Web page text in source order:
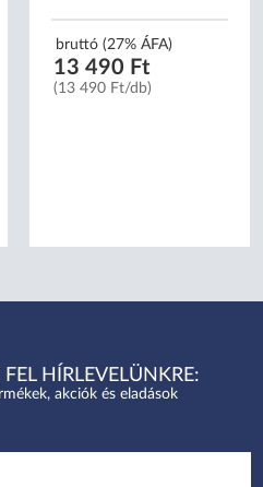
bruttó (27% ÁFA)
13 490 Ft
(13 490 Ft/db)
FEL HÍRLEVELÜNKRE:
akciók és eladások